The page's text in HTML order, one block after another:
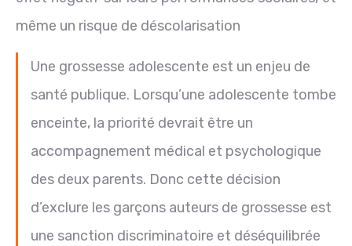
même un risque de déscolarisation
Une grossesse adolescente est un enjeu de
santé publique. Lorsqu’une adolescente tombe
enceinte, la priorité devrait être un
accompagnement médical et psychologique
des deux parents. Donc cette décision
d’exclure les garçons auteurs de grossesse est
une sanction discriminatoire et déséquilibrée